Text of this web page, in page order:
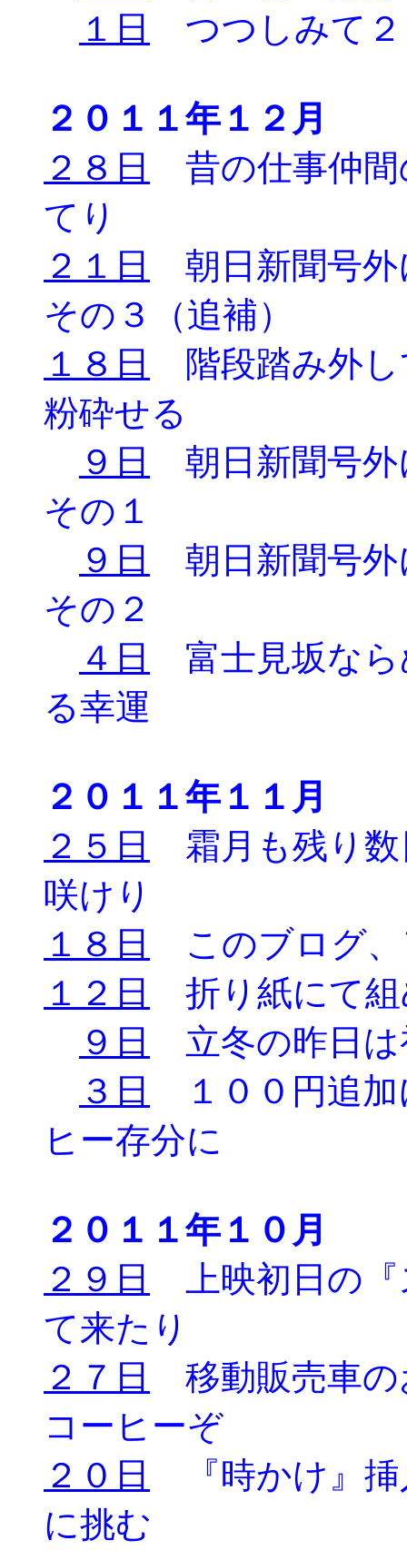
１日
つつしみて２
２０１１年１２月
２８日
昔の仕事仲間
てり
２１日
朝日新聞号
その３（追補）
１８日
階段踏み外し
粉砕せる
９日
朝日新聞号
その１
９日
朝日新聞号
その２
４日
富士見坂なら
る幸運
２０１１年１１月
２５日
霜月も残り数
咲けり
１８日
このブログ、
１２日
折り紙にて組
９日
立冬の昨日は
３日
１００円追加
ヒー存分に
２０１１年１０月
２９日
上映初日の『
て来たり
２７日
移動販売車の
コーヒーぞ
２０日
『時かけ』挿
に挑む